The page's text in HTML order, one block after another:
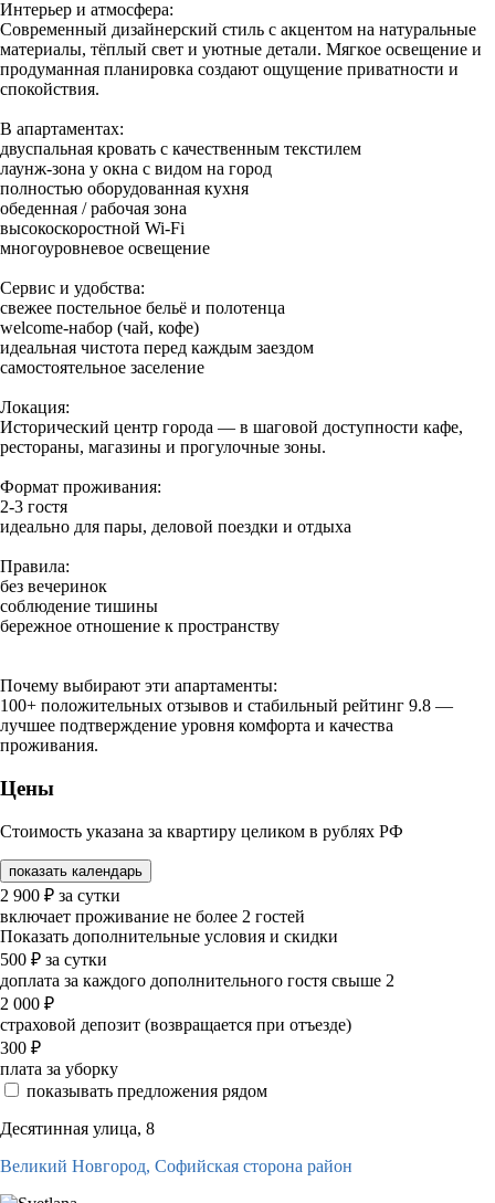
Интерьер и атмосфера:
Современный дизайнерский стиль с акцентом на натуральные
материалы, тёплый свет и уютные детали. Мягкое освещение и
продуманная планировка создают ощущение приватности и
спокойствия.
В апартаментах:
двуспальная кровать с качественным текстилем
лаунж-зона у окна с видом на город
полностью оборудованная кухня
обеденная / рабочая зона
высокоскоростной Wi-Fi
многоуровневое освещение
Сервис и удобства:
свежее постельное бельё и полотенца
welcome-набор (чай, кофе)
идеальная чистота перед каждым заездом
самостоятельное заселение
Локация:
Исторический центр города — в шаговой доступности кафе,
рестораны, магазины и прогулочные зоны.
Формат проживания:
2-3 гостя
идеально для пары, деловой поездки и отдыха
Правила:
без вечеринок
соблюдение тишины
бережное отношение к пространству
Почему выбирают эти апартаменты:
100+ положительных отзывов и стабильный рейтинг 9.8 —
лучшее подтверждение уровня комфорта и качества
проживания.
Цены
Стоимость указана за квартиру целиком в рублях РФ
показать календарь
2 900 ₽ за сутки
включает проживание не более 2 гостей
Показать дополнительные условия и скидки
500 ₽ за сутки
доплата за каждого дополнительного гостя свыше 2
2 000 ₽
страховой депозит (возвращается при отъезде)
300 ₽
плата за уборку
показывать предложения рядом
Десятинная улица, 8
Великий Новгород, Софийская сторона район